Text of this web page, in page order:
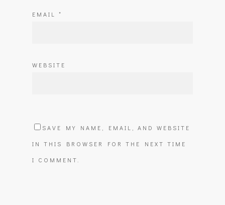
EMAIL *
WEBSITE
SAVE MY NAME, EMAIL, AND WEBSITE
IN THIS BROWSER FOR THE NEXT TIME
I COMMENT.